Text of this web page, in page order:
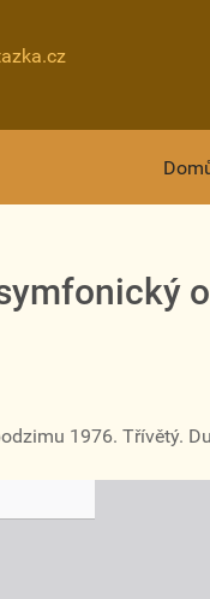
1976. Třívětý.